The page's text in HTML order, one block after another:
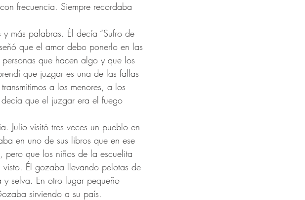
frecuencia. Siempre recordaba
más palabras. Él decía “Sufro de
que el amor debo ponerlo en las
que hacen algo y que los
que juzgar es una de las fallas
a los menores, a los
que el juzgar era el fuego
Julio visitó tres veces un pueblo en
en uno de sus libros que en ese
que los niños de la escuelita
Él gozaba llevando pelotas de
selva. En otro lugar pequeño
sirviendo a su país.